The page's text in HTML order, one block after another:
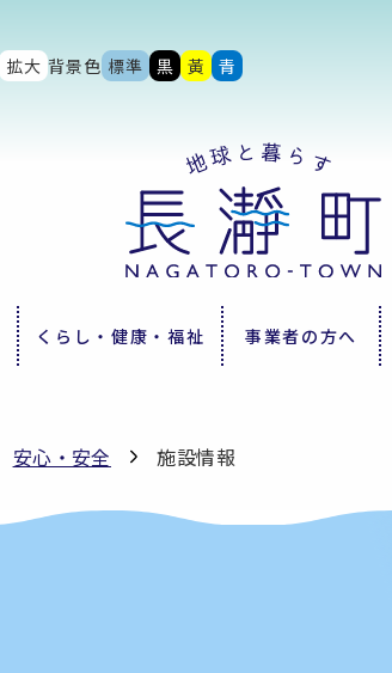
拡大 背景色 標準 黒 黃 青
くらし・健康・福祉 事業者の方へ
安心・安全 施設情報